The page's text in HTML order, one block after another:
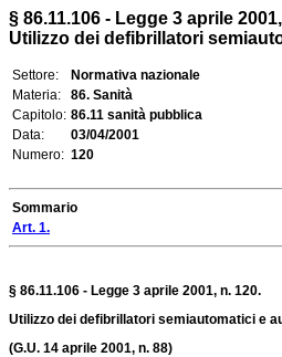
§ 86.11.106 - Legge 3 aprile
Utilizzo dei defibrillatori
Settore:
Normativa nazionale
Materia:
86. Sanità
Capitolo: 86.11 sanità pubblica
Data:
03/04/2001
Numero: 120
Sommario
Art. 1.
§ 86.11.106 - Legge 3 aprile 2001, n. 120.
Utilizzo dei defibrillatori semiautomatici e
(G.U. 14 aprile 2001, n. 88)